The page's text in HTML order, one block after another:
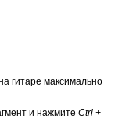
гитаре максимально
и нажмите Ctrl +